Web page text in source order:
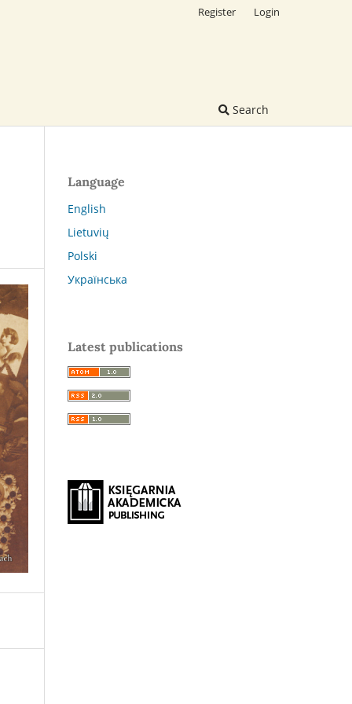
Search
Register Login
Language
English
Lietuvių
Polski
Українська
Latest publications